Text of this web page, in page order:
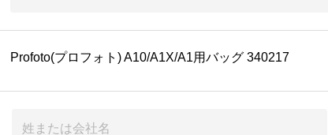
Profoto(プロフォト) A10/A1X/A1用バッグ 340217